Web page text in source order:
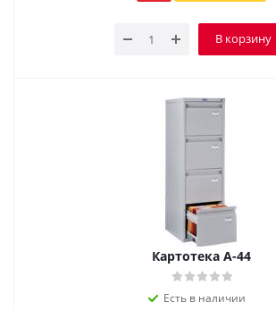
В корзину
Картотека А-44
Есть в наличии